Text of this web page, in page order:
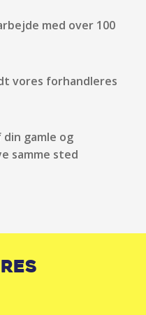
med over 100
vores forhandleres
gamle og
samme sted